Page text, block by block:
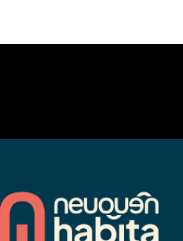
se volcará en el consumo y la
comisiones de fomento.
de una paritaria y dijo que la
por parte de las bases” pero